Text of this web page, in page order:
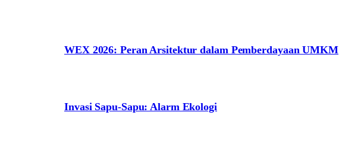
WEX 2026: Peran Arsitektur dalam Pemberdayaan UMKM
Invasi Sapu-Sapu: Alarm Ekologi